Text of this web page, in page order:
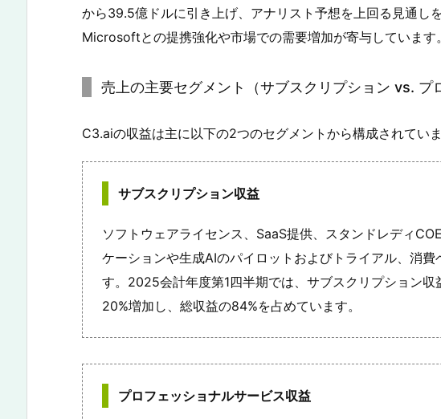
から39.5億ドルに引き上げ、アナリスト予想を上回る見通し
Microsoftとの提携強化や市場での需要増加が寄与しています。
売上の主要セグメント（サブスクリプション vs. プ
C3.aiの収益は主に以下の2つのセグメントから構成されていま
サブスクリプション収益
ソフトウェアライセンス、SaaS提供、スタンドレディ
ケーションや生成AIのパイロットおよびトライアル、消費
す。2025会計年度第1四半期では、サブスクリプション
20%増加し、総収益の84%を占めています。
プロフェッショナルサービス収益